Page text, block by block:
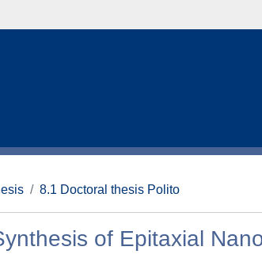
8.1 Doctoral thesis Polito
of Epitaxial